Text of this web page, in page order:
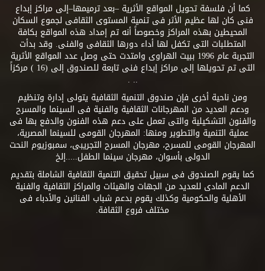
كما أن فلسفة تحويل المواقع الأثرية –بعد ترميمها–إلى مراكز إبداع
فنى كان لها عظيم الأثر فى تنمية المستوى الثقافى لجموع السكان
المحيطين بهذه المراكز وخصوصاً أنه تم إمداد هذه المواقع بكافة
المتطلبات التى تكفل لها أداء دورها الثقافى والفنى. وقد بدأت
التجربة عام 1996 ببيت الهراوى وامتدت حتى وصل عدد المواقع الأثرية
التى تم تحويلها إلى مراكز إبداع فنى تابعة للصندوق إلى (16 ) مركزاً
.. .
ومن ناحية أخرى فإن صندوق التنمية الثقافية يتولى إدارة وتنظيم
ودعم العديد من المهرجانات الثقافية والفنية فى السينما والمسرح
والفنون التشكيلية والتى تعمل على دعم هذه الفنون والدفع بها فى
عملية التنمية والتطوير ومنها: المهرجان القومى للسينما المصرية،
المهرجان القومى للمسرح، مهرجان المسرح التجريبى، سمبوزيوم النحت
الدولى بأسوان، مهرجان سينما الطفل.....إلخ
كما يقوم الصندوق فى سبيل تحقيق التنمية الثقافية الشاملة بتقديم
الدعم المادى للعديد من الجهات والهيئات والمراكز الثقافية والفنية
الأهلية والحكومية وكذلك يقوم بدعم شباب الفنانين والأدباء فى
مختلف فروع الثقافة.